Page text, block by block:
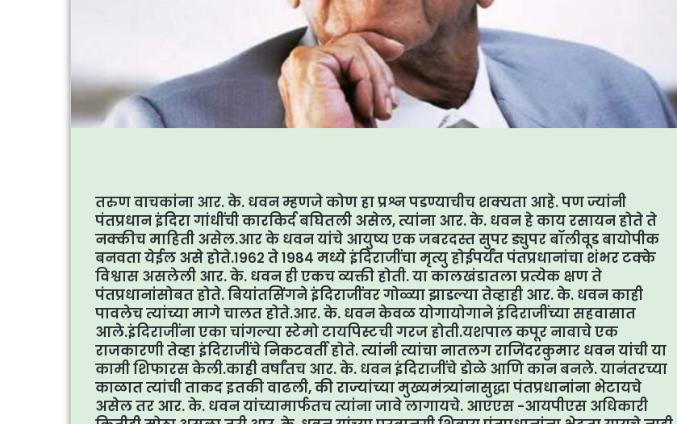
तरुण वाचकांना आर. के. धवन म्हणजे कोण हा प्रश्न पडण्याचीच शक्यता आहे. पण ज्यांनी
पंतप्रधान इंदिरा गांधींची कारकिर्द बघितली असेल, त्यांना आर. के. धवन हे काय रसायन होते ते
नक्कीच माहिती असेल.आर के धवन यांचे आयुष्य एक जबरदस्त सुपर ड्युपर बॉलीवूड बायोपीक
बनवता येईल असे होते.१९६२ ते १९८४ मध्ये इंदिराजींचा मृत्यु होईपर्यंत पंतप्रधानांचा शंभर टक्के
विश्वास असलेली आर. के. धवन ही एकच व्यक्ती होती. या कालखंडातला प्रत्येक क्षण ते
पंतप्रधानांसोबत होते. बियांतसिंगने इंदिराजींवर गोळ्या झाडल्या तेव्हाही आर. के. धवन काही
पावलेच त्यांच्या मागे चालत होते.आर. के. धवन केवळ योगायोगाने इंदिराजींच्या सहवासात
आले.इंदिराजींना एका चांगल्या स्टेमो टायपिस्टची गरज होती.यशपाल कपूर नावाचे एक
राजकारणी तेव्हा इंदिराजींचे निकटवर्ती होते. त्यांनी त्यांचा नातलग राजिंदरकुमार धवन यांची या
कामी शिफारस केली.काही वर्षांतच आर. के. धवन इंदिराजींचे डोळे आणि कान बनले. यानंतरच्या
काळात त्यांची ताकद इतकी वाढली, की राज्यांच्या मुख्यमंत्र्यांनासुद्धा पंतप्रधानांना भेटायचे
असेल तर आर. के. धवन यांच्यामार्फतच त्यांना जावे लागायचे. आएएस -आयपीएस अधिकारी